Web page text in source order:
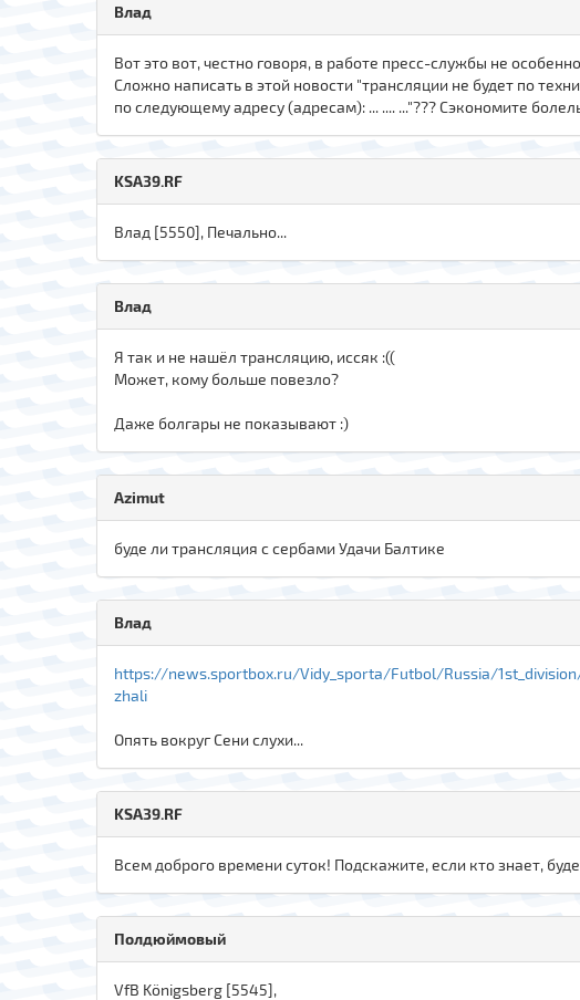
Влад
Вот это вот, честно говоря, в работе пресс-службы не
Сложно написать в этой новости "трансляции не будет по
по следующему адресу (адресам): ... .... ..."??? Сэкономите
KSA39.RF
Влад [5550], Печально...
Влад
Я так и не нашёл трансляцию, иссяк :((
Может, кому больше повезло?
Даже болгары не показывают :)
Azimut
буде ли трансляция с сербами Удачи Балтике
Влад
https://news.sportbox.ru/Vidy_sporta/Futbol/Russia/1st_division/
zhali
Опять вокруг Сени слухи...
KSA39.RF
Всем доброго времени суток! Подскажите, если кто знает,
Полдюймовый
VfB Königsberg [5545],